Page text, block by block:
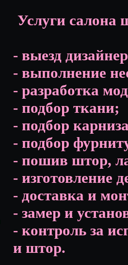
Услуги салона
- выезд
- выполнение
- разработка
- подбор ткани;
- подбор
- подбор
- пошив штор,
- изготовление
- доставка и
- замер и
- контроль за
и штор.